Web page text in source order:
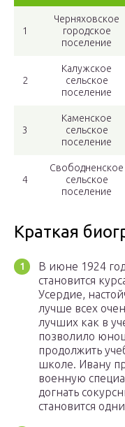
1
Черняховское
городское
поселение
2
Калужское
сельское
поселение
3
Каменское
сельское
поселение
4
Свободненское
сельское
поселение
Краткая
В июне 1924
становится
Усердие,
лучше всех
лучших как в
позволило
продолжить
школе. Ивану
военную
догнать
становится